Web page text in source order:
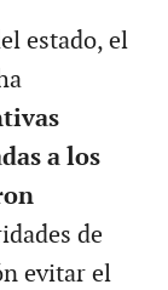
estado, el
a los
de
evitar el